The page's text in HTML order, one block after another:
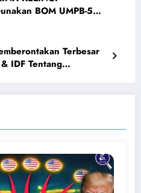
BOM UMPB-5
Terbesar
IDF Tentang